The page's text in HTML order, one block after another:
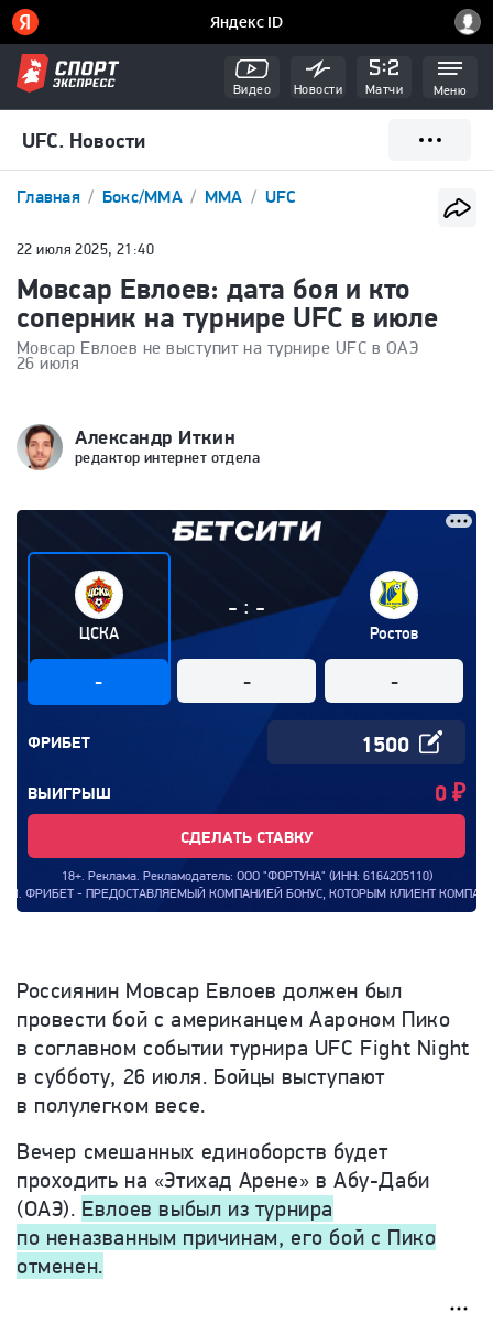
Видео Новости Матчи Меню
UFC. Новости
Главная Бокс/ММА ММА UFC
22 июля 2025, 21:40
Мовсар Евлоев: дата боя и кто
соперник на турнире UFC в июле
Мовсар Евлоев не выступит на турнире UFC в ОАЭ
26 июля
Александр Иткин
редактор интернет отдела
ЦСКА
-
- : -
-
Ростов
-
ФРИБЕТ
ВЫИГРЫШ 0 ₽
СДЕЛАТЬ СТАВКУ
18+. Реклама. Рекламодатель: ООО "ФОРТУНА" (ИНН: 6164205110)
КОМПАНИЕЙ БОНУС, КОТОРЫМ КЛИЕНТ КОМПАНИИ МОЖЕТ
Россиянин Мовсар Евлоев должен был
провести бой с американцем Аароном Пико
в соглавном событии турнира UFC Fight Night
в субботу, 26 июля. Бойцы выступают
в полулегком весе.
Вечер смешанных единоборств будет
проходить на «Этихад Арене» в Абу-Даби
(ОАЭ). Евлоев выбыл из турнира
по неназванным причинам, его бой с Пико
отменен.